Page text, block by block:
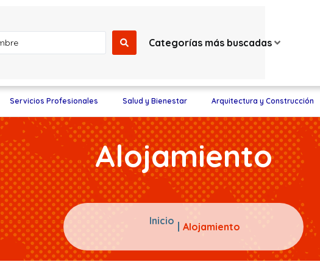
Categorías más buscadas
Servicios Profesionales Salud y Bienestar Arquitectura y Construcción
Alojamiento
Inicio Alojamiento